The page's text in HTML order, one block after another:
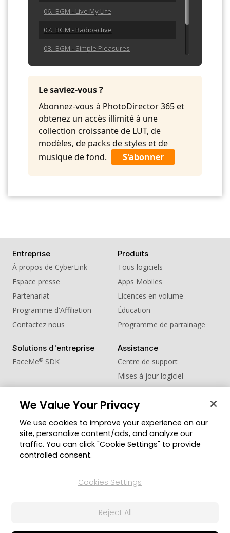
06. BGM - Live My Life
07. BGM - Radioactive
08. BGM - Simple Pleasures
09. BGM - Sunrise Walk
10. BGM - There for You
Le saviez-vous ?
Abonnez-vous à PhotoDirector 365 et
obtenez un accès illimité à une
collection croissante de LUT, de
modèles, de packs de styles et de
musique de fond.
S'abonner
Entreprise
À propos de CyberLink
Espace presse
Partenariat
Programme d'Affiliation
Contactez nous
Produits
Tous logiciels
Apps Mobiles
Licences en volume
Éducation
Programme de parrainage
Solutions d'entreprise
FaceMe® SDK
Assistance
Centre de support
Mises à jour logiciel
Centre d'apprentissage
Zone des Membres
Blog
Changer de région
We Value Your Privacy
We use cookies to improve your experience on our
site, personalize content/ads, and analyze our
traffic. You can click "Cookie Settings" to provide
controlled consent.
Cookies Settings
Reject All